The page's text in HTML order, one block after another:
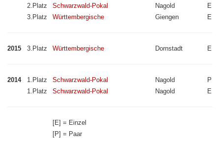
2.Platz
Schwarzwald-Pokal Nagold
E
3.Platz
Württembergische Giengen E
2015 3.Platz Württembergische Dornstadt E
2014 1.Platz Schwarzwald-Pokal Nagold
P
1.Platz
Schwarzwald-Pokal Nagold E
[E] = Einzel
[P] = Paar